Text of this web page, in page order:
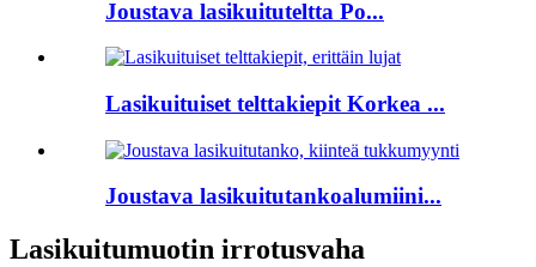
Joustava lasikuituteltta Po...
Lasikuituiset telttakiepit Korkea ...
Joustava lasikuitutankoalumiini...
Lasikuitumuotin irrotusvaha